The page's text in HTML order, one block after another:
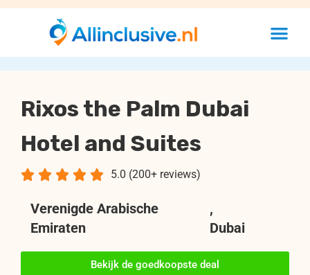
Rixos the Palm Dubai
Hotel and Suites
5.0 (200+ reviews)
    
Verenigde Arabische
Emiraten
,
Dubai
Bekijk de goedkoopste deal